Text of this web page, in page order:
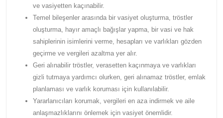
ve vasiyetten kaçınabilir.
Temel bileşenler arasında bir vasiyet oluşturma, tröstler
oluşturma, hayır amaçlı bağışlar yapma, bir vasi ve hak
sahiplerinin isimlerini verme, hesapları ve varlıkları gözden
geçirme ve vergileri azaltma yer alır.
Geri alınabilir tröstler, verasetten kaçınmaya ve varlıkları
gizli tutmaya yardımcı olurken, geri alınamaz tröstler, emlak
planlaması ve varlık koruması için kullanılabilir.
Yararlanıcıları korumak, vergileri en aza indirmek ve aile
anlaşmazlıklarını önlemek için vasiyet önemlidir.